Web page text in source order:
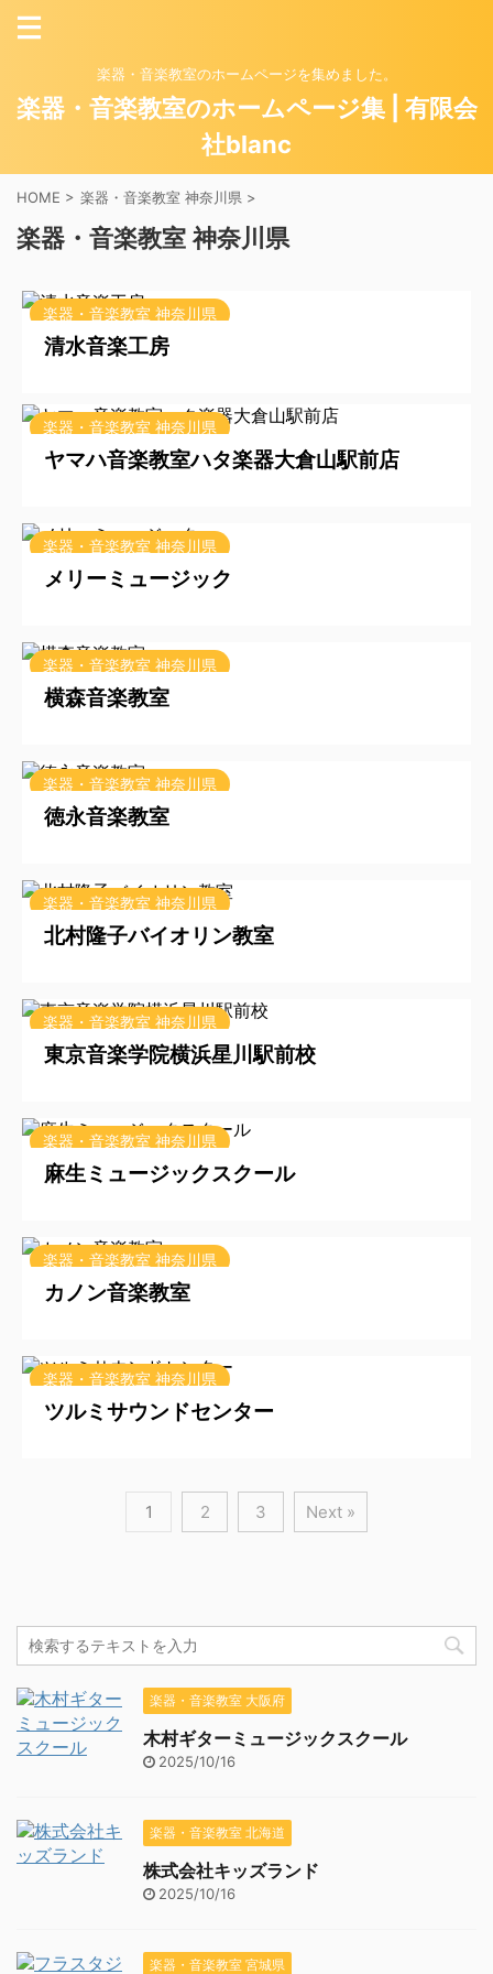
楽器・音楽教室のホームページを集めました。
楽器・音楽教室のホームページ集 | 有限会
社blanc
HOME > 楽器・音楽教室 神奈川県 >
楽器・音楽教室 神奈川県
楽器・音楽教室 神奈川県
清水音楽工房
楽器・音楽教室 神奈川県
ヤマハ音楽教室ハタ楽器大倉山駅前店
楽器・音楽教室 神奈川県
メリーミュージック
楽器・音楽教室 神奈川県
横森音楽教室
楽器・音楽教室 神奈川県
徳永音楽教室
楽器・音楽教室 神奈川県
北村隆子バイオリン教室
楽器・音楽教室 神奈川県
東京音楽学院横浜星川駅前校
楽器・音楽教室 神奈川県
麻生ミュージックスクール
楽器・音楽教室 神奈川県
カノン音楽教室
楽器・音楽教室 神奈川県
ツルミサウンドセンター
1 2 3 Next »
楽器・音楽教室 大阪府
木村ギターミュージックスクール
2025/10/16
楽器・音楽教室 北海道
株式会社キッズランド
2025/10/16
楽器・音楽教室 宮城県